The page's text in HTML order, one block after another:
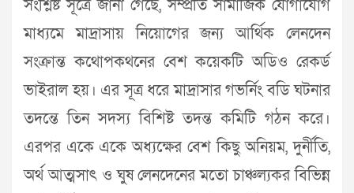
সংশ্লিষ্ট সূত্রে জানা গেছে, সম্প্রতি সামাজিক যোগাযোগ
মাধ্যমে মাদ্রাসায় নিয়োগের জন্য আর্থিক লেনদেন
সংক্রান্ত কথোপকথনের বেশ কয়েকটি অডিও রেকর্ড
ভাইরাল হয়। এর সূত্র ধরে মাদ্রাসার গভর্নিং বডি ঘটনার
তদন্তে তিন সদস্য বিশিষ্ট তদন্ত কমিটি গঠন করে।
এরপর একে একে অধ্যক্ষের বেশ কিছু অনিয়ম, দুর্নীতি,
অর্থ আত্মসাৎ ও ঘুষ লেনদেনের মতো চাঞ্চল্যকর বিভিন্ন